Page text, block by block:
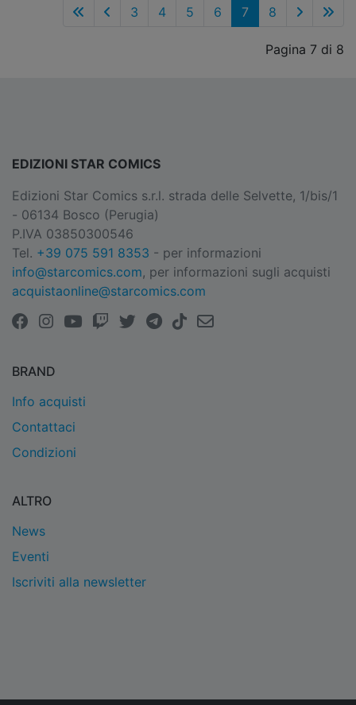
3 4 5 6 7 8
Pagina 7 di 8
EDIZIONI STAR COMICS
Edizioni Star Comics s.r.l. strada delle Selvette, 1/bis/1
- 06134 Bosco (Perugia)
P.IVA 03850300546
Tel. +39 075 591 8353 - per informazioni
info@starcomics.com, per informazioni sugli acquisti
acquistaonline@starcomics.com
BRAND
Info acquisti
Contattaci
Condizioni
ALTRO
News
Eventi
Iscriviti alla newsletter